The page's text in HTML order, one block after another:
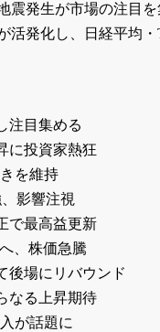
震発生が市場の注目
発化し、日経平均・
注目集める
に投資家熱狂
を維持
影響注視
で最高益更新
、株価急騰
後場にリバウンド
なる上昇期待
が話題に